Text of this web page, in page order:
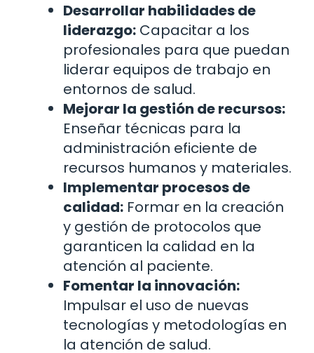
Desarrollar habilidades de
liderazgo: Capacitar a los
profesionales para que puedan
liderar equipos de trabajo en
entornos de salud.
Mejorar la gestión de recursos:
Enseñar técnicas para la
administración eficiente de
recursos humanos y materiales.
Implementar procesos de
calidad: Formar en la creación
y gestión de protocolos que
garanticen la calidad en la
atención al paciente.
Fomentar la innovación:
Impulsar el uso de nuevas
tecnologías y metodologías en
la atención de salud.